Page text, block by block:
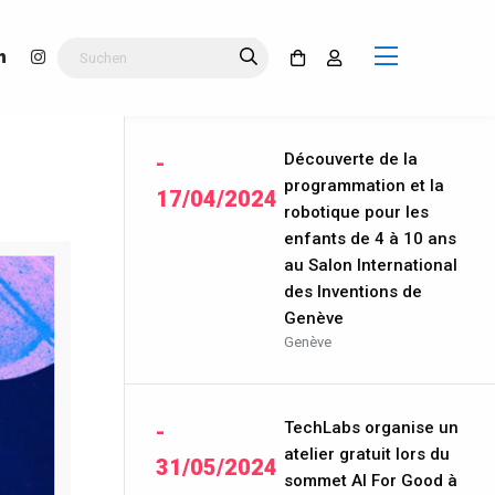
-
17/04/2024
Découverte de la
programmation et la
robotique pour les
enfants de 4 à 10 ans
au Salon International
des Inventions de
Genève
Genève
-
31/05/2024
TechLabs organise un
atelier gratuit lors du
sommet AI For Good à